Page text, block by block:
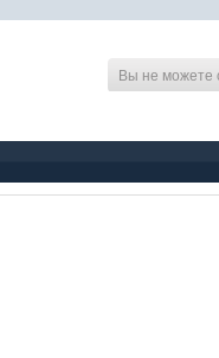
Вы не можете